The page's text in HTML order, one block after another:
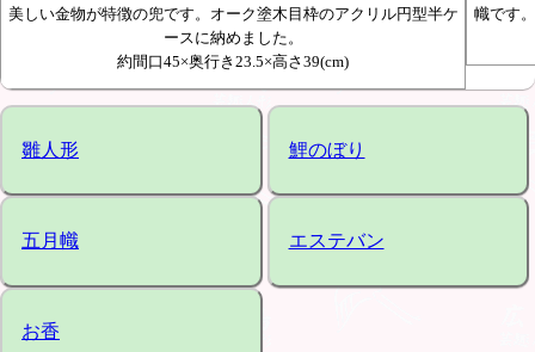
美しい金物が特徴の兜です。オーク塗木目枠のアクリル円型半ケ
ースに納めました。
約間口45×奥行き23.5×高さ39(cm)
幟です
雛人形 鯉のぼり
五月幟 エステバン
お香